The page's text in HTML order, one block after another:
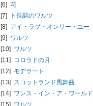
[6] 花
[7]
ト長調のワルツ
[8] アイ・ラブ・オンリー・ユー
[9] ワルツ
[10] ワルツ
[11] コロラドの月
[12] モデラート
[13] スコットランド風舞曲
[14] ワンス・イン・ア・ワールド
[15] ワルツ